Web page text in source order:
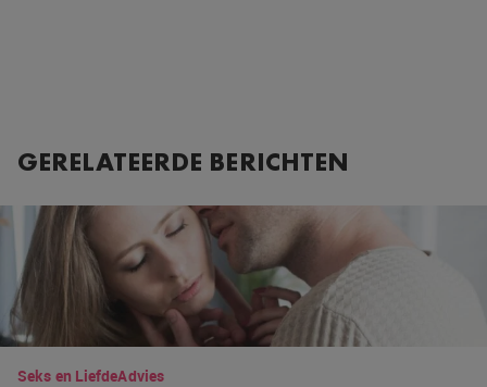
GERELATEERDE BERICHTEN
Seks en LiefdeAdvies